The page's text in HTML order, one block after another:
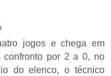
jogos e chega em
confronto por 2 a 0, no
do elenco, o técnico